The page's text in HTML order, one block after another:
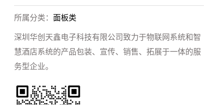
所属分类： 面板类
深圳华创天鑫电子科技有限公司致力于物联网系统和智
慧酒店系统的产品包装、宣传、销售、拓展于一体的服
务型企业。